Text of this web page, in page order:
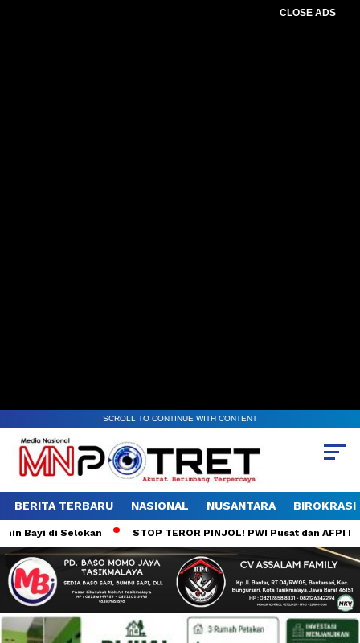
CLOSE ADS
SCROLL TO CONTINUE WITH CONTENT
BERITA TERBARU NASIONAL NUSANTARA BIROKRASI
Bayi di Selokan STOP TEROR PINJOL! PWI Pusat dan AFPI